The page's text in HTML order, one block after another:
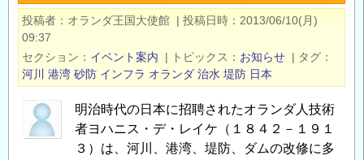
る
書
籍
の
投稿者 オランダ王国大使館 | 投稿日時
2013/06/10(月)
09:37
セクション
イベント案内 | トピックス お知らせ | タグ
河川
港湾 砂防 インフラ オランダ 治水 堤防 日本
明治時代の日本に招聘されたオランダ人技術
者ヨハニス・デ・レイケ（１８４２－１９１
３）は、河川、港湾、堤防、ダムの改修に多